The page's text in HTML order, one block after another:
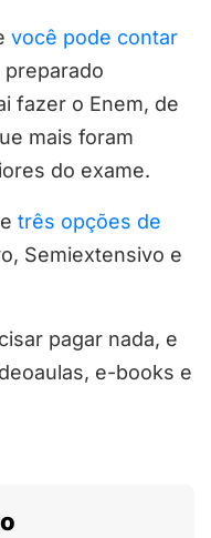
você pode contar
preparado
fazer o Enem, de
mais foram
do exame.
três opções de
Semiextensivo e
pagar nada, e
e-books e